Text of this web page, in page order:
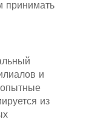
принимать
и
опытные
из